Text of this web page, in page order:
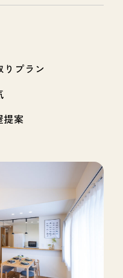
りプラン
提案